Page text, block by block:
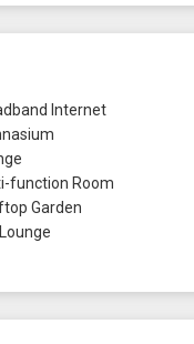
Internet
function Room
Garden